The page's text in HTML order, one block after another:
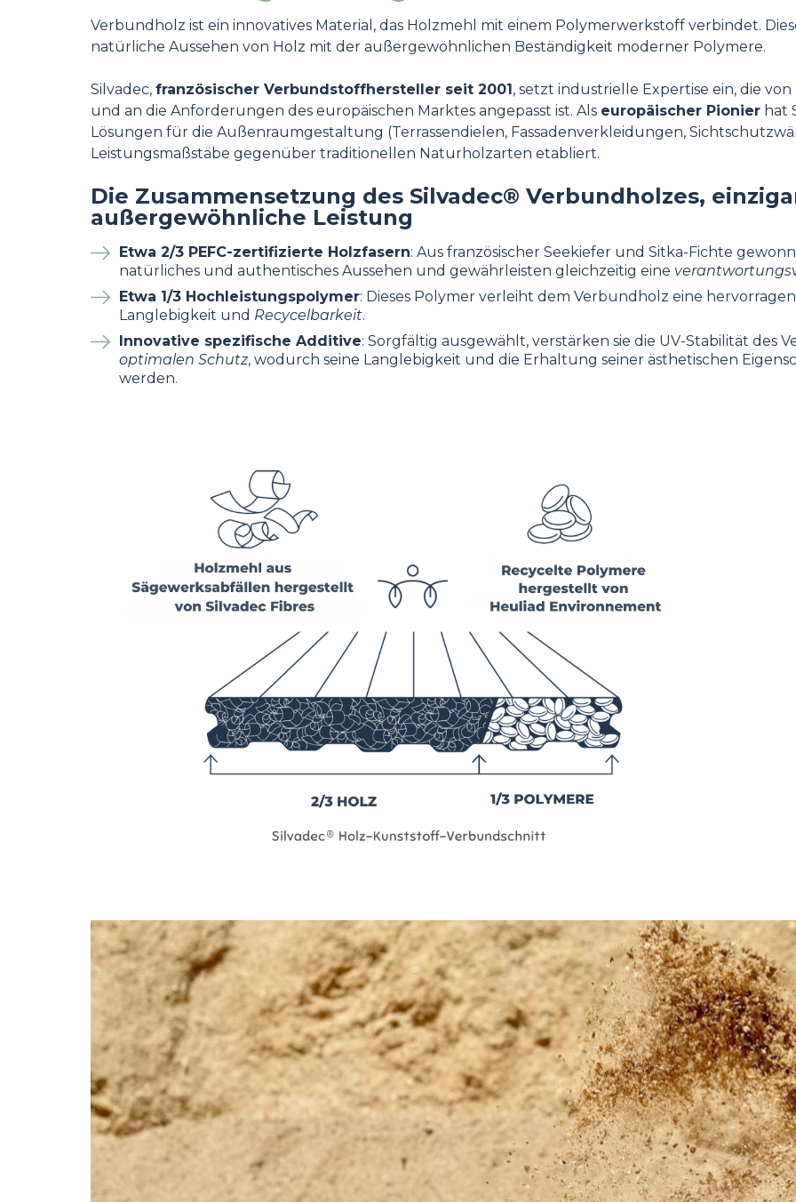
Verbundholz ist ein innovatives Material, das Holzmehl mit einem Polymerwerkstoff verbindet.
natürliche Aussehen von Holz mit der außergewöhnlichen Beständigkeit moderner Polymere.
Silvadec, französischer Verbundstoffhersteller seit 2001, setzt industrielle Expertise ein, die
und an die Anforderungen des europäischen Marktes angepasst ist. Als europäischer Pionier hat
Lösungen für die Außenraumgestaltung (Terrassendielen, Fassadenverkleidungen,
Leistungsmaßstäbe gegenüber traditionellen Naturholzarten etabliert.
Die Zusammensetzung des Silvadec® Verbundholzes,
außergewöhnliche Leistung
Etwa 2/3 PEFC-zertifizierte Holzfasern: Aus französischer Seekiefer und Sitka-Fichte
natürliches und authentisches Aussehen und gewährleisten gleichzeitig eine
Etwa 1/3 Hochleistungspolymer: Dieses Polymer verleiht dem Verbundholz eine
Langlebigkeit und Recycelbarkeit.
Innovative spezifische Additive: Sorgfältig ausgewählt, verstärken sie die UV-Stabilität des
optimalen Schutz, wodurch seine Langlebigkeit und die Erhaltung seiner ästhetischen
werden.
Image